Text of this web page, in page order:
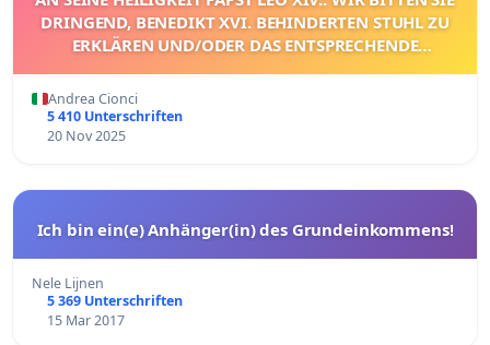
DRINGEND, BENEDIKT XVI. BEHINDERTEN STUHL ZU
ERKLÄREN UND/ODER DAS ENTSPRECHENDE
Andrea Cionci
5 410 Unterschriften
20 Nov 2025
Ich bin ein(e) Anhänger(in) des Grundeinkommens!
Nele Lijnen
5 369 Unterschriften
15 Mar 2017